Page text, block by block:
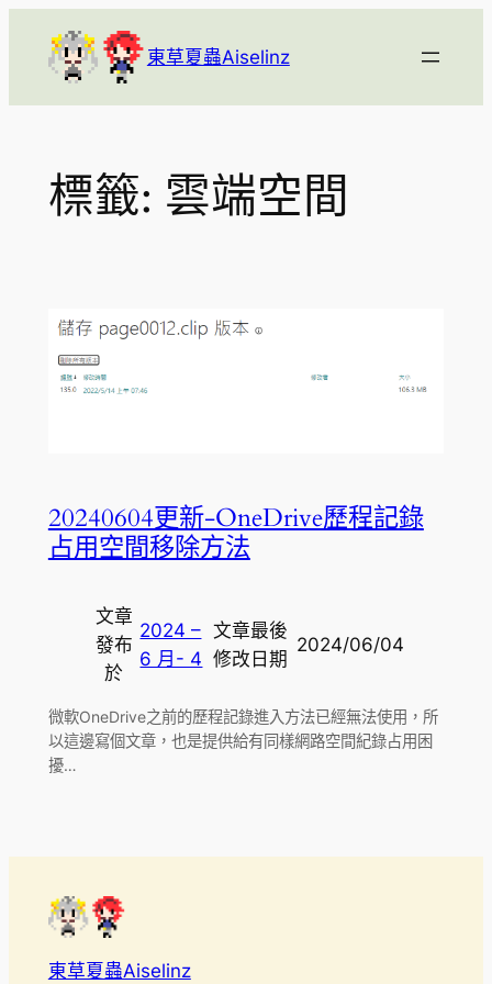
要
東草夏蟲Aiselinz
標籤: 雲端空間
20240604更新-OneDrive歷程記錄
占用空間移除方法
文章
發布
於
2024 –
6 月- 4
文章最後
修改日期
2024/06/04
微軟OneDrive之前的歷程記錄進入方法已經無法使用，所
以這邊寫個文章，也是提供給有同樣網路空間紀錄占用困
擾…
東草夏蟲Aiselinz